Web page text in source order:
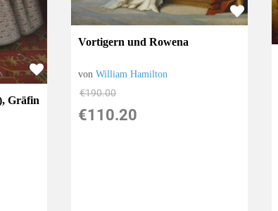
Gräfin
Vortigern und Rowena
vonWilliam Hamilton
€190.00
€110.20